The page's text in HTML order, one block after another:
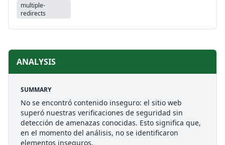
multiple-
redirects
ANALYSIS
SUMMARY
No se encontró contenido inseguro: el sitio web
superó nuestras verificaciones de seguridad sin
detección de amenazas conocidas. Esto significa que,
en el momento del análisis, no se identificaron
elementos inseguros.